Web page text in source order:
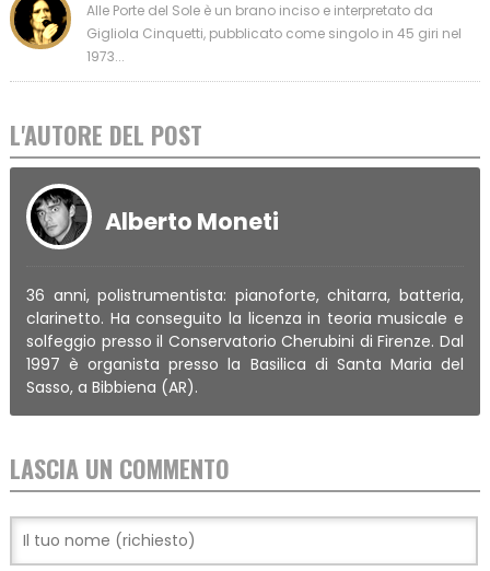
Alle Porte del Sole è un brano inciso e interpretato da
Gigliola Cinquetti, pubblicato come singolo in 45 giri nel
1973...
L'AUTORE DEL POST
Alberto Moneti
36 anni, polistrumentista: pianoforte, chitarra, batteria,
clarinetto. Ha conseguito la licenza in teoria musicale e
solfeggio presso il Conservatorio Cherubini di Firenze. Dal
1997 è organista presso la Basilica di Santa Maria del
Sasso, a Bibbiena (AR).
LASCIA UN COMMENTO